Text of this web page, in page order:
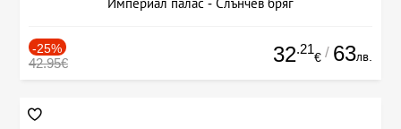
Империал палас - Слънчев бряг
-25%
42.95€ 32.21
€ / 63лв.